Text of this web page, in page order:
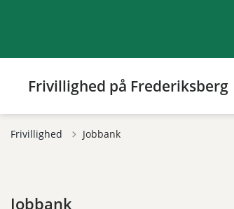
Frivillighed på Frederiksberg
Frivillighed Jobbank
Jobbank